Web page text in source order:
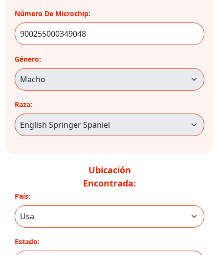
Número De Microchip:
Género:
Raza:
Ubicación
Encontrada:
País:
Estado: